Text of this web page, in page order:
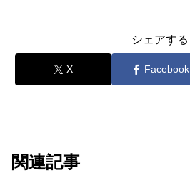
シェアする
X Facebook
関連記事